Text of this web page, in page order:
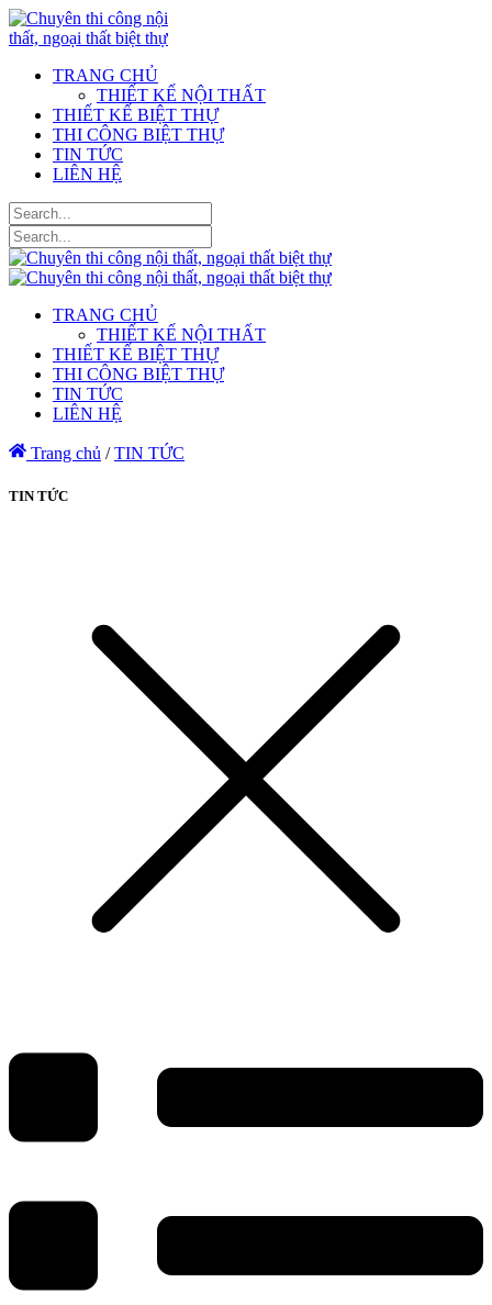
TRANG CHỦ
THIẾT KẾ NỘI THẤT
THIẾT KẾ BIỆT THỰ
THI CÔNG BIỆT THỰ
TIN TỨC
LIÊN HỆ
TRANG CHỦ
THIẾT KẾ NỘI THẤT
THIẾT KẾ BIỆT THỰ
THI CÔNG BIỆT THỰ
TIN TỨC
LIÊN HỆ
Trang chủ / TIN TỨC
TIN TỨC